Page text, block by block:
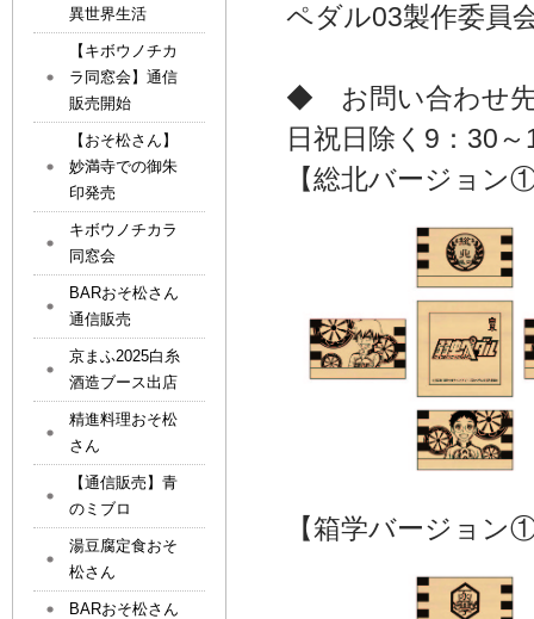
ペダル03製作委員
◆ お問い合わせ
日祝日除く9：30
【総北バージョ
【箱学バージョ
異世界生活
【キボウノチカ
ラ同窓会】通信
販売開始
【おそ松さん】
妙満寺での御朱
印発売
キボウノチカラ
同窓会
BARおそ松さん
通信販売
京まふ2025白糸
酒造ブース出店
精進料理おそ松
さん
【通信販売】青
のミブロ
湯豆腐定食おそ
松さん
BARおそ松さん